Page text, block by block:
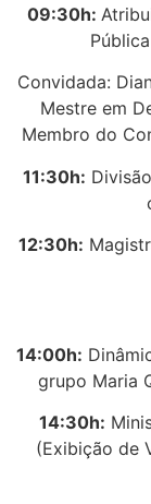
09:30h:
Convidada:
Mestre em
Membro do
11:30h:
12:30h:
14:00h:
grupo Maria
14:30h:
(Exibição de